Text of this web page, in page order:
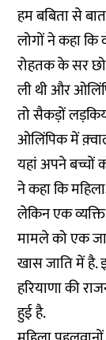
हम बबिता से
लोगों ने कहा कि
रोहतक के सर
ली थी और
तो सैकड़ों
ओलिंपिक में
यहां अपने बच्चों
ने कहा कि
लेकिन एक व्यक्ति
मामले को एक
खास जाति में है.
हरियाणा की
हुई है.